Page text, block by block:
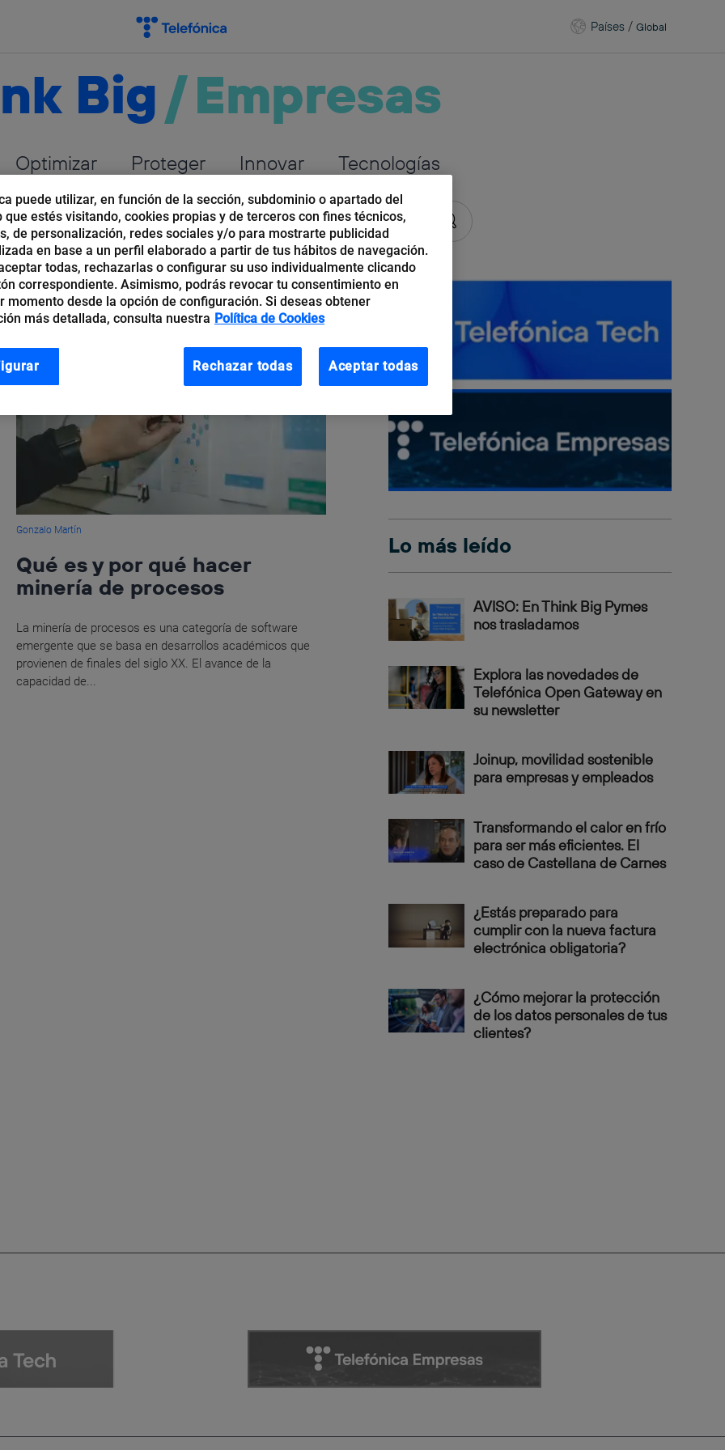
Países /Global
Big/Empresas
Optimizar Proteger Innovar Tecnologías
Gonzalo Martín
Qué es y por qué hacer
minería de procesos
La minería de procesos es una categoría de software
emergente que se basa en desarrollos académicos que
provienen de finales del siglo XX. El avance de la
capacidad de...
Lo más leído
AVISO: En Think Big Pymes
nos trasladamos
Explora las novedades de
Telefónica Open Gateway en
su newsletter
Joinup, movilidad sostenible
para empresas y empleados
Transformando el calor en frío
para ser más eficientes. El
caso de Castellana de Carnes
¿Estás preparado para
cumplir con la nueva factura
electrónica obligatoria?
¿Cómo mejorar la protección
de los datos personales de tus
clientes?
puede utilizar, en función de la sección, subdominio o apartado del
que estés visitando, cookies propias y de terceros con fines técnicos,
de personalización, redes sociales y/o para mostrarte publicidad
en base a un perfil elaborado a partir de tus hábitos de navegación.
todas, rechazarlas o configurar su uso individualmente clicando
correspondiente. Asimismo, podrás revocar tu consentimiento en
momento desde la opción de configuración. Si deseas obtener
más detallada, consulta nuestra Política de Cookies
Rechazar todas Aceptar todas